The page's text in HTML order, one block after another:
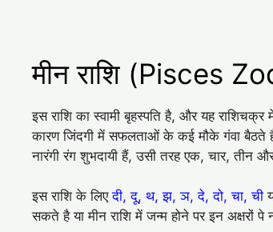
मीन राशि (Pisces
इस राशि का स्वामी बृहस्पति है, और यह
कारण जिंदगी में सफलताओं के कई मौके गंवा बैठते
नारंगी रंग शुभदायी हैं, उसी तरह एक, चार, तीन
इस राशि के लिएदी, दू, थ, झ, ञ, दे, दो, चा, ची
सकते है या मीन राशि में जन्म होने पर इन अक्षरों